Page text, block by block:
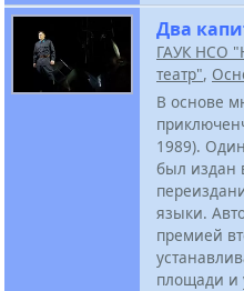
Два
ГАУК НСО
театр",
В основе
1989).
был издан
языки.
премией
площади и